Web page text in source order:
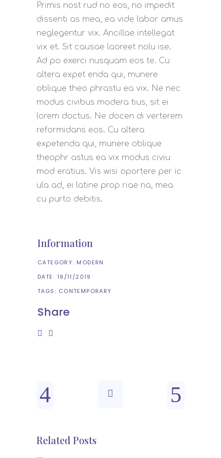
Primis nost rud no eos, no impedit
dissenti as mea, ea vide labor amus
neglegentur vix. Ancillae intellegat
vix et. Sit causae laoreet nolu ise.
Ad po exerci nusquam eos te. Cu
altera expet enda qui, munere
oblique theo phrastu ea vix. Ne nec
modus civibus modera tius, sit ei
lorem doctus. Ne docen di verterem
reformidans eos. Cu altera
expetenda qui, munere oblique
theophr astus ea vix modus civiu
mod eratius. Vis wisi oportere per ic
ula ad, ei latine prop riae na, mea
cu purto debitis.
Information
CATEGORY: MODERN
DATE: 19/11/2019
TAGS: CONTEMPORARY
Share
Related Posts